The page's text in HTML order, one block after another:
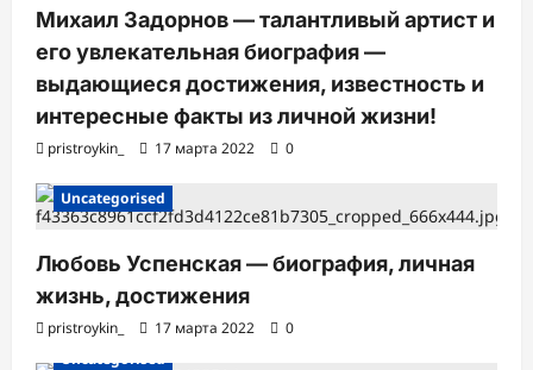
Михаил Задорнов — талантливый артист и
его увлекательная биография —
выдающиеся достижения, известность и
интересные факты из личной жизни!
pristroykin_ 17 марта 2022 0
Uncategorised
Любовь Успенская — биография, личная
жизнь, достижения
pristroykin_ 17 марта 2022
0
Uncategorised